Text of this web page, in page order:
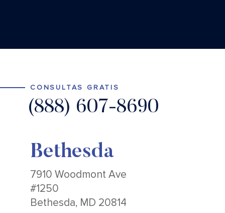
CONSULTAS GRATIS
(888) 607-8690
Bethesda
7910 Woodmont Ave
#1250
Bethesda, MD 20814